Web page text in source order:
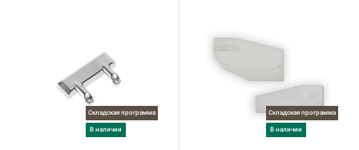
Складская программа
в наличии
Складская программа
в наличии